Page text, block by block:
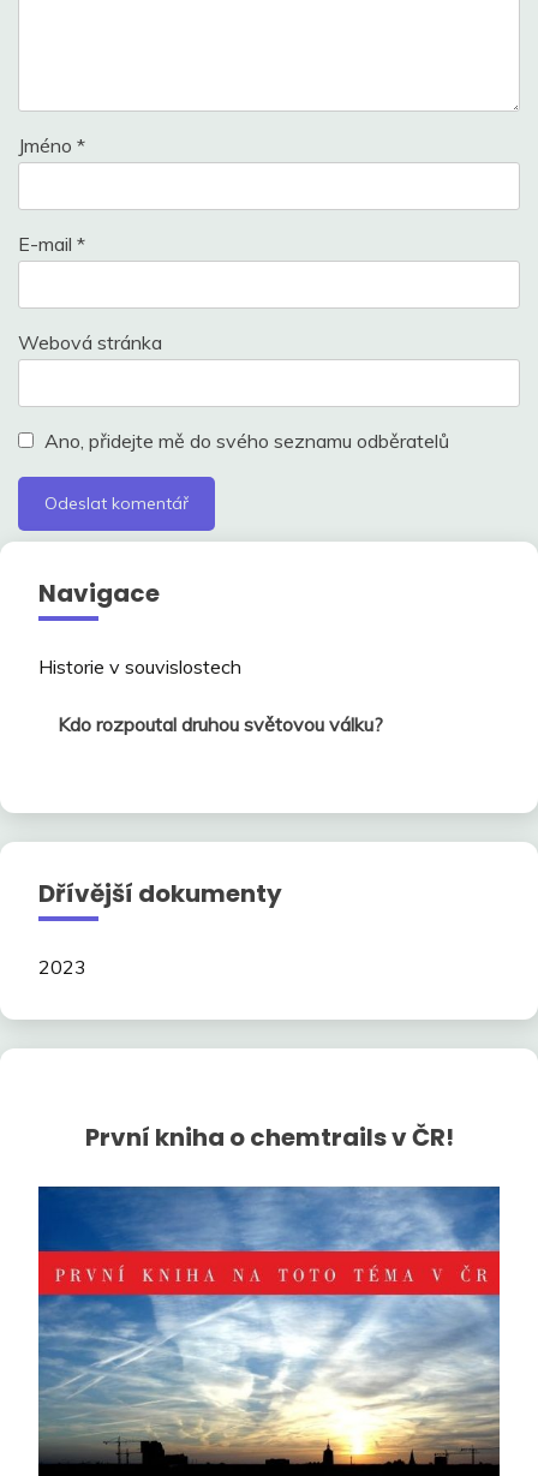
Jméno *
E-mail *
Webová stránka
Ano, přidejte mě do svého seznamu odběratelů
Navigace
Historie v souvislostech
Kdo rozpoutal druhou světovou válku?
Dřívější dokumenty
2023
První kniha o chemtrails v ČR!